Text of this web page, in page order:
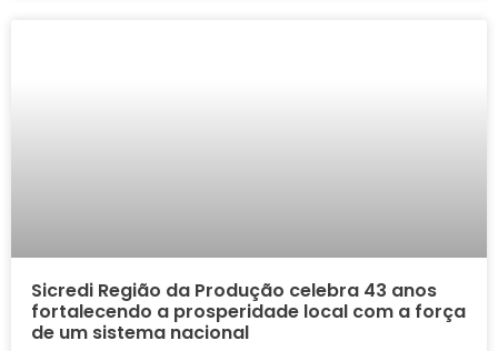
Sicredi Região da Produção celebra 43 anos
fortalecendo a prosperidade local com a força
de um sistema nacional